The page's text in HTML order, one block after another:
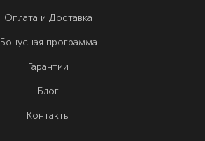
Оплата и Доставка
Бонусная программа
Гарантии
Блог
Контакты